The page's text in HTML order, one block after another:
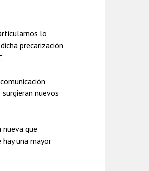
lo
precarización
nuevos
que
una mayor